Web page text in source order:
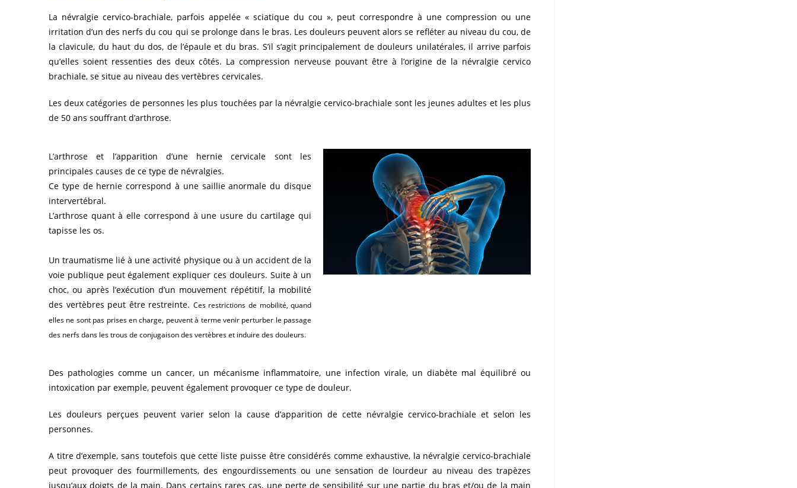
La névralgie cervico-brachiale, parfois appelée « sciatique du cou », peut correspondre à une compression ou une
irritation d’un des nerfs du cou qui se prolonge dans le bras. Les douleurs peuvent alors se refléter au niveau du cou, de
la clavicule, du haut du dos, de l’épaule et du bras. S’il s’agit principalement de douleurs unilatérales, il arrive parfois
qu’elles soient ressenties des deux côtés. La compression nerveuse pouvant être à l’origine de la névralgie cervico
brachiale, se situe au niveau des vertèbres cervicales.
Les deux catégories de personnes les plus touchées par la névralgie cervico-brachiale sont les jeunes adultes et les plus
de 50 ans souffrant d’arthrose.
L’arthrose et l’apparition d’une hernie cervicale sont les
principales causes de ce type de névralgies.
Ce type de hernie correspond à une saillie anormale du disque
intervertébral.
L’arthrose quant à elle correspond à une usure du cartilage qui
tapisse les os.
Un traumatisme lié à une activité physique ou à un accident de la
voie publique peut également expliquer ces douleurs. Suite à un
choc, ou après l’exécution d’un mouvement répétitif, la mobilité
des vertèbres peut être restreinte. Ces restrictions de mobilité, quand
elles ne sont pas prises en charge, peuvent à terme venir perturber le passage
des nerfs dans les trous de conjugaison des vertèbres et induire des douleurs.
Des pathologies comme un cancer, un mécanisme inflammatoire, une infection virale, un diabète mal équilibré ou
intoxication par exemple, peuvent également provoquer ce type de douleur.
Les douleurs perçues peuvent varier selon la cause d’apparition de cette névralgie cervico-brachiale et selon les
personnes.
A titre d’exemple, sans toutefois que cette liste puisse être considérés comme exhaustive, la névralgie cervico-brachiale
peut provoquer des fourmillements, des engourdissements ou une sensation de lourdeur au niveau des trapèzes
jusqu’aux doigts de la main. Dans certains rares cas, une perte de sensibilité sur une partie du bras et/ou de la main